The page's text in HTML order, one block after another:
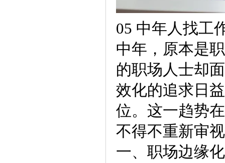
05 中年人找工
中年，原本是
的职场人士却
效化的追求日
位。这一趋势
不得不重新审
一、职场边缘